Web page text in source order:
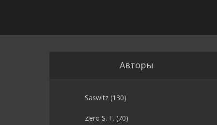
Авторы
Saswitz (130)
Zero S. F. (70)